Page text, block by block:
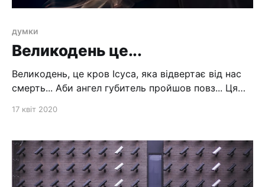
думки
Великодень це...
Великодень, це кров Ісуса, яка відвертає від нас
смерть... Аби ангел губитель пройшов повз... Ця
17 квіт 2020